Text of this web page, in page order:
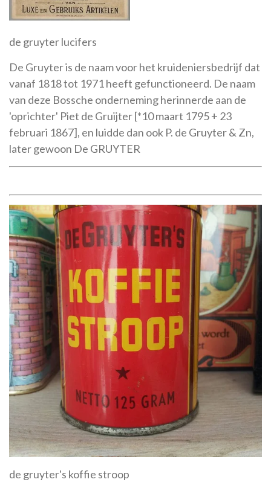
de gruyter lucifers
De Gruyter is de naam voor het kruideniersbedrijf dat
vanaf 1818 tot 1971 heeft gefunctioneerd. De naam
van deze Bossche onderneming herinnerde aan de
'oprichter' Piet de Gruijter [*10 maart 1795 + 23
februari 1867], en luidde dan ook P. de Gruyter & Zn,
later gewoon De GRUYTER
de gruyter's koffie stroop